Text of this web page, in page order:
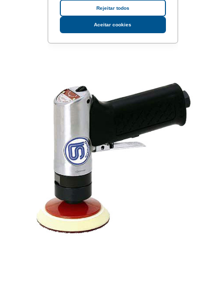
Rejeitar todos
Aceitar cookies